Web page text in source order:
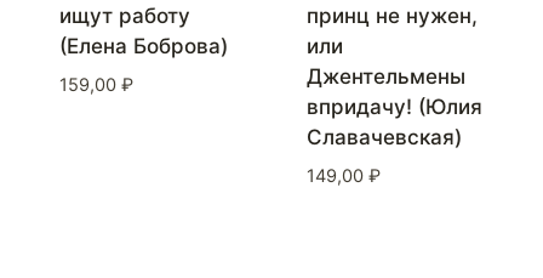
ищут работу
(Елена Боброва)
159,00 ₽
принц не нужен,
или
Джентельмены
впридачу! (Юлия
Славачевская)
149,00 ₽